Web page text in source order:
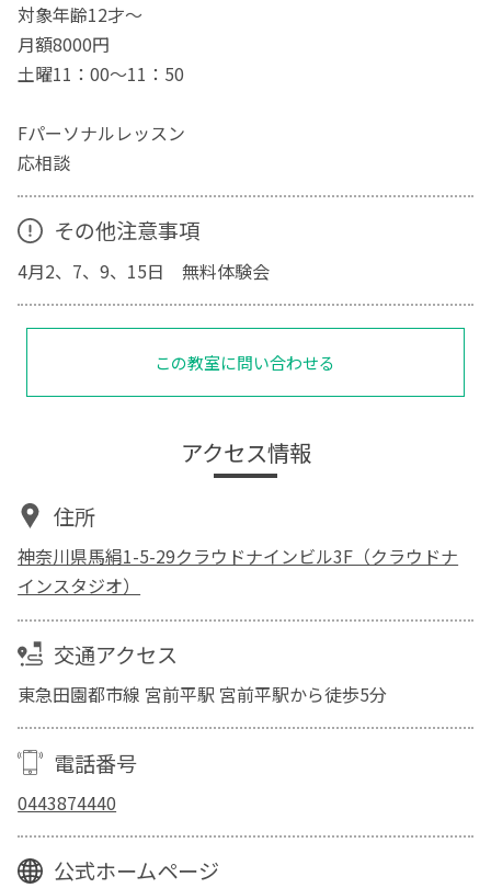
対象年齢12才～
月額8000円
土曜11：00～11：50
Fパーソナルレッスン
応相談
その他注意事項
4月2、7、9、15日 無料体験会
この教室に問い合わせる
アクセス情報
住所
神奈川県馬絹1-5-29クラウドナインビル3F（クラウドナ
インスタジオ）
交通アクセス
東急田園都市線 宮前平駅 宮前平駅から徒歩5分
電話番号
0443874440
公式ホームページ